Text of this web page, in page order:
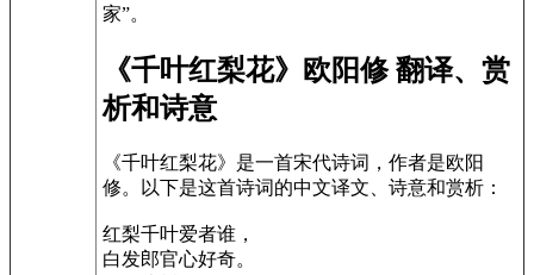
家”。
《千叶红梨花》欧阳修 翻译、赏
析和诗意
《千叶红梨花》是一首宋代诗词，作者是欧阳
修。以下是这首诗词的中文译文、诗意和赏析：
红梨千叶爱者谁，
白发郎官心好奇。